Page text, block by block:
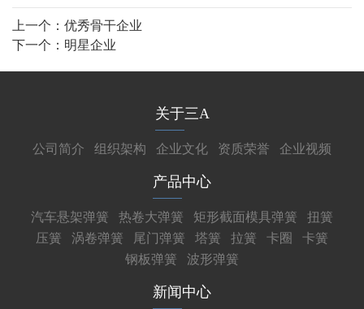
上一个： 优秀骨干企业
下一个： 明星企业
关于三A
公司简介 组织架构 企业文化 资质荣誉 企业视频
产品中心
汽车悬架弹簧 热卷大弹簧 矩形截面模具弹簧
扭簧
压簧
涡卷弹簧 尾门弹簧 塔簧 拉簧 卡圈
卡簧
钢板弹簧
波形弹簧
新闻中心